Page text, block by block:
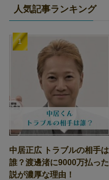
人気記事ランキング
中居正広 トラブルの相手は
誰？渡邊渚に9000万払った
説が濃厚な理由！